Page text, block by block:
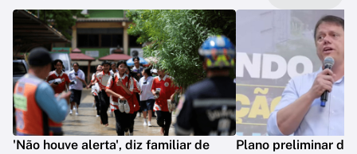
'Não houve alerta', diz familiar de
Plano preliminar de